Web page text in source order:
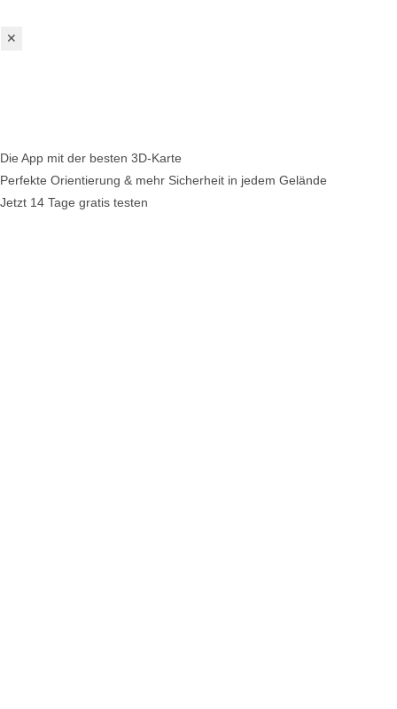
✕
Die App mit der besten 3D-Karte
Perfekte Orientierung & mehr Sicherheit in jedem Gelände
Jetzt 14 Tage gratis testen